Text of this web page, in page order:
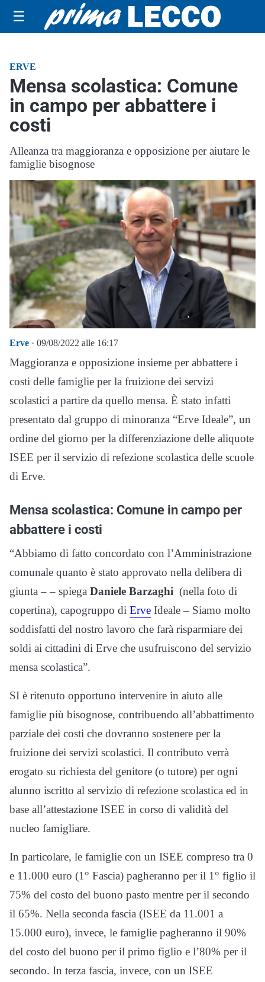
☰
ERVE
Mensa scolastica: Comune
in campo per abbattere i
costi
Alleanza tra maggioranza e opposizione per aiutare le
famiglie bisognose
Erve · 09/08/2022 alle 16:17
Maggioranza e opposizione insieme per abbattere i
costi delle famiglie per la fruizione dei servizi
scolastici a partire da quello mensa. È stato infatti
presentato dal gruppo di minoranza “Erve Ideale”, un
ordine del giorno per la differenziazione delle aliquote
ISEE per il servizio di refezione scolastica delle scuole
di Erve.
Mensa scolastica: Comune in campo per
abbattere i costi
“Abbiamo di fatto concordato con l’Amministrazione
comunale quanto è stato approvato nella delibera di
giunta – – spiega Daniele Barzaghi (nella foto di
copertina), capogruppo di Erve Ideale – Siamo molto
soddisfatti del nostro lavoro che farà risparmiare dei
soldi ai cittadini di Erve che usufruiscono del servizio
mensa scolastica”.
SI è ritenuto opportuno intervenire in aiuto alle
famiglie più bisognose, contribuendo all’abbattimento
parziale dei costi che dovranno sostenere per la
fruizione dei servizi scolastici. Il contributo verrà
erogato su richiesta del genitore (o tutore) per ogni
alunno iscritto al servizio di refezione scolastica ed in
base all’attestazione ISEE in corso di validità del
nucleo famigliare.
In particolare, le famiglie con un ISEE compreso tra 0
e 11.000 euro (1° Fascia) pagheranno per il 1° figlio il
75% del costo del buono pasto mentre per il secondo
il 65%. Nella seconda fascia (ISEE da 11.001 a
15.000 euro), invece, le famiglie pagheranno il 90%
del costo del buono per il primo figlio e l’80% per il
secondo. In terza fascia, invece, con un ISEE